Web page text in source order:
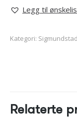
Legg til
Kategori:
Relaterte